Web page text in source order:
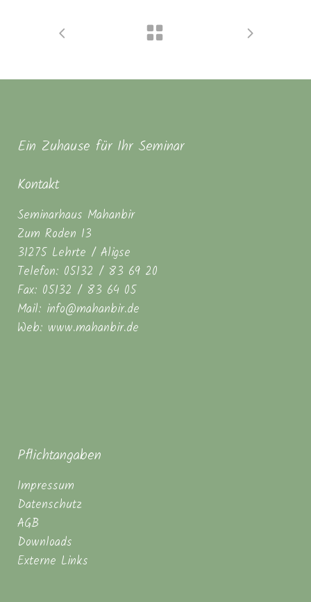
Ein Zuhause für Ihr Seminar
Kontakt
Seminarhaus Mahanbir
Zum Roden 13
31275 Lehrte / Aligse
Telefon: 05132 / 83 69 20
Fax: 05132 / 83 64 05
Mail: info@mahanbir.de
Web: www.mahanbir.de
Pflichtangaben
Impressum
Datenschutz
AGB
Downloads
Externe Links